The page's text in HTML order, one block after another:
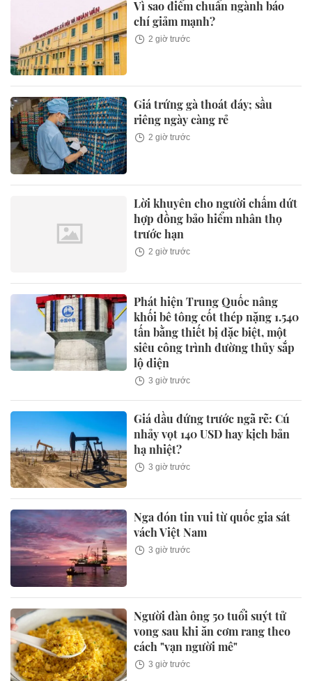
Vì sao điểm chuẩn ngành báo
chí giảm mạnh?
2 giờ trước
Giá trứng gà thoát đáy; sầu
riêng ngày càng rẻ
2 giờ trước
Lời khuyên cho người chấm dứt
hợp đồng bảo hiểm nhân thọ
trước hạn
2 giờ trước
Phát hiện Trung Quốc nâng
khối bê tông cốt thép nặng 1.540
tấn bằng thiết bị đặc biệt, một
siêu công trình đường thủy sắp
lộ diện
3 giờ trước
Giá dầu đứng trước ngã rẽ: Cú
nhảy vọt 140 USD hay kịch bản
hạ nhiệt?
3 giờ trước
Nga đón tin vui từ quốc gia sát
vách Việt Nam
3 giờ trước
Người đàn ông 50 tuổi suýt tử
vong sau khi ăn cơm rang theo
cách "vạn người mê"
3 giờ trước